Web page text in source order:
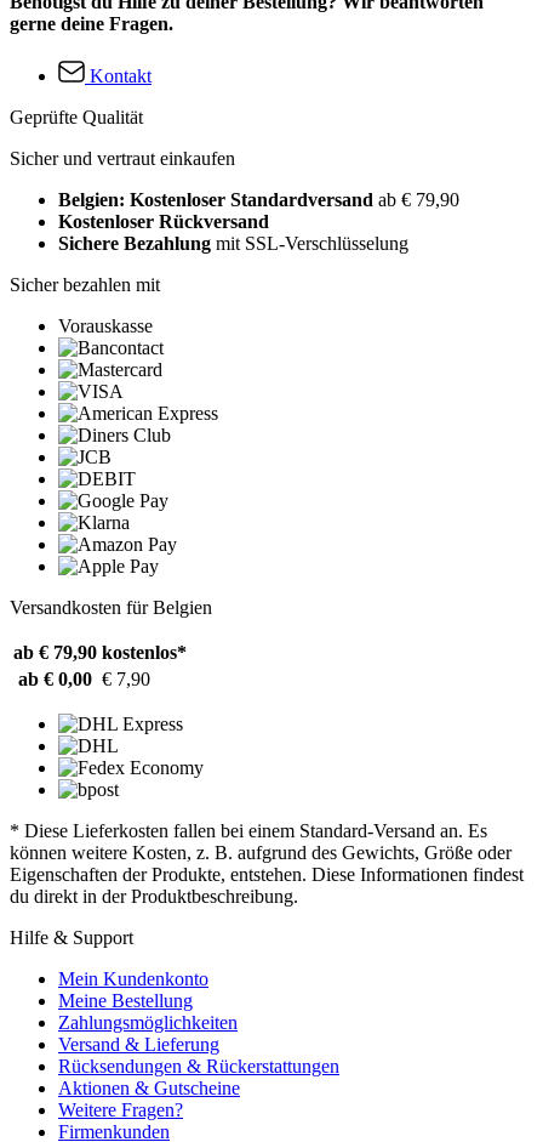
gerne deine Fragen.
Kontakt
Geprüfte Qualität
Sicher und vertraut einkaufen
Belgien: Kostenloser Standardversand ab € 79,90
Kostenloser Rückversand
Sichere Bezahlung mit SSL-Verschlüsselung
Sicher bezahlen mit
Vorauskasse
Versandkosten für Belgien
ab € 79,90 kostenlos*
ab € 0,00 € 7,90
* Diese Lieferkosten fallen bei einem Standard-Versand an. Es
können weitere Kosten, z. B. aufgrund des Gewichts, Größe oder
Eigenschaften der Produkte, entstehen. Diese Informationen findest
du direkt in der Produktbeschreibung.
Hilfe & Support
Mein Kundenkonto
Meine Bestellung
Zahlungsmöglichkeiten
Versand & Lieferung
Rücksendungen & Rückerstattungen
Aktionen & Gutscheine
Weitere Fragen?
Firmenkunden